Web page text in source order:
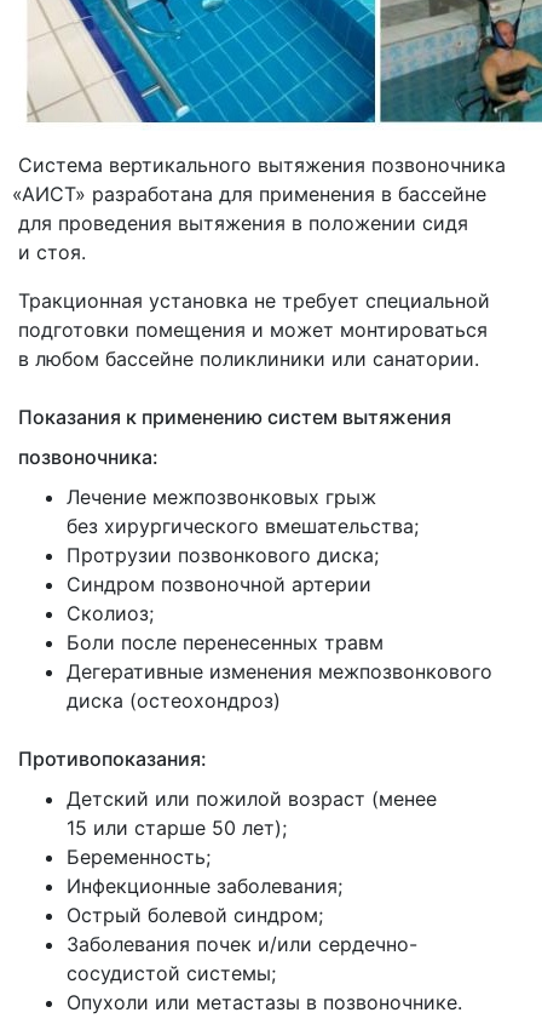
Система вертикального вытяжения позвоночника
«АИСТ» разработана для применения в бассейне
для проведения вытяжения в положении сидя
и стоя.
Тракционная установка не требует специальной
подготовки помещения и может монтироваться
в любом бассейне поликлиники или санатории.
Показания к применению систем вытяжения
позвоночника:
Лечение межпозвонковых грыж
без хирургического вмешательства;
Протрузии позвонкового диска;
Синдром позвоночной артерии
Сколиоз;
Боли после перенесенных травм
Дегеративные изменения межпозвонкового
диска (остеохондроз)
Противопоказания:
Детский или пожилой возраст (менее
15 или старше 50 лет);
Беременность;
Инфекционные заболевания;
Острый болевой синдром;
Заболевания почек и/или сердечно-
сосудистой системы;
Опухоли или метастазы в позвоночнике.